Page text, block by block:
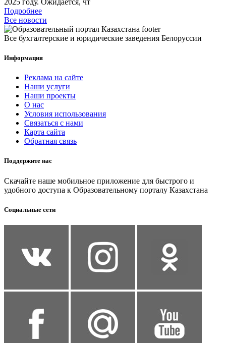
2025 году. Ожидается, чт
Подробнее
Все новости
Все бухгалтерские и юридические заведения Белоруссии
Информация
Реклама на сайте
Наши услуги
Наши проекты
О нас
Условия использования
Связаться с нами
Карта сайта
Обратная связь
Поддержите нас
Скачайте наше мобильное приложение для быстрого и
удобного доступа к Образовательному порталу Казахстана
Социальные сети